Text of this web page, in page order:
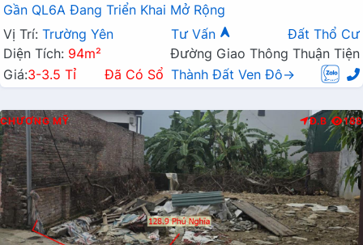
Gần QL6A Đang Triển Khai Mở Rộng
Vị Trí: Trường Yên Tư Vấn
Đất Thổ Cư
Diện Tích: 94m²
Đường Giao Thông Thuận Tiện
Giá:3-3.5 Tỉ Đã Có Sổ Thành Đất Ven Đô→
CHƯƠNG MỸ Đ.B 188